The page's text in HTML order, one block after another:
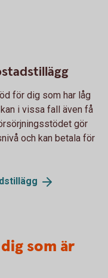
för dig som har låg
i vissa fall även få
gör
och kan betala för
som är